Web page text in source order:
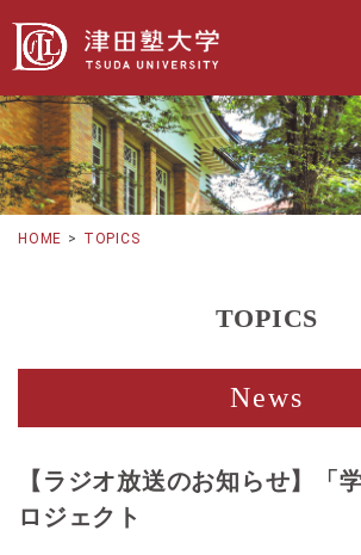
HOME TOPICS
TOPICS
News
【ラジオ放送のお知らせ】「
ロジェクト